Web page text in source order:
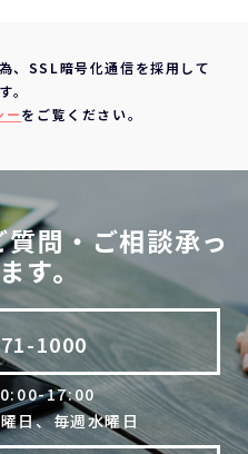
供について
取扱いの全部又は一部を委託
のために必要で、ご本人の同
成のために必要で、ご本人
場合で、ご本人の同意を得
それがあるとき
事業の承継に伴って個人情報
、SSL暗号化通信を採用して
。
ーをご覧ください。
問・ご相談承っ
す。
1000
17:00
日、毎週水曜日